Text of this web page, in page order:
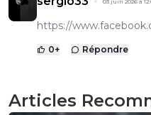
https://
0+ Répondre
Articles